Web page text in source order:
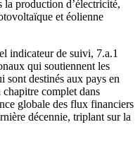
la production d’électricité,
et éolienne
indicateur de suivi, 7.a.1
qui soutiennent les
sont destinés aux pays en
complet dans
globale des flux financiers
décennie, triplant sur la